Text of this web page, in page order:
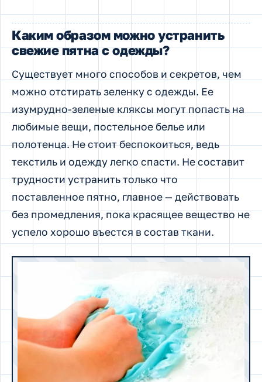
Каким образом можно устранить
свежие пятна с одежды?
Существует много способов и секретов, чем
можно отстирать зеленку с одежды. Ее
изумрудно-зеленые кляксы могут попасть на
любимые вещи, постельное белье или
полотенца. Не стоит беспокоиться, ведь
текстиль и одежду легко спасти. Не составит
трудности устранить только что
поставленное пятно, главное — действовать
без промедления, пока красящее вещество не
успело хорошо въестся в состав ткани.